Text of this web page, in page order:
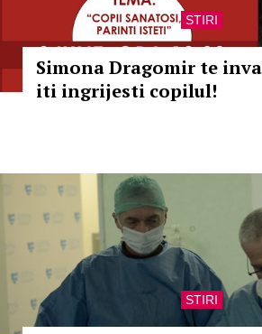
STIRI
Simona Dragomir te
iti ingrijesti copilul!
STIRI